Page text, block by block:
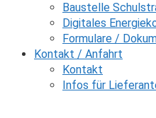
Baustelle
Digitales
Formulare /
Kontakt / Anfahrt
Kontakt
Infos für